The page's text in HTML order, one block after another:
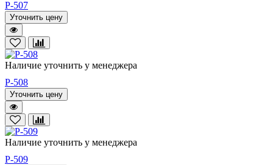
P-507
Уточнить цену
Наличие уточнить у менеджера
P-508
Уточнить цену
Наличие уточнить у менеджера
P-509